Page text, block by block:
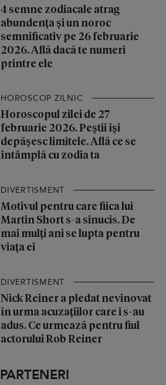
4 semne zodiacale atrag
abundența și un noroc
semnificativ pe 26 februarie
2026. Află dacă te numeri
printre ele
HOROSCOP ZILNIC
Horoscopul zilei de 27
februarie 2026. Peștii își
depășesc limitele. Află ce se
întâmplă cu zodia ta
DIVERTISMENT
Motivul pentru care fiica lui
Martin Short s-a sinucis. De
mai mulți ani se lupta pentru
viața ei
DIVERTISMENT
Nick Reiner a pledat nevinovat
în urma acuzațiilor care i s-au
adus. Ce urmează pentru fiul
actorului Rob Reiner
PARTENERI